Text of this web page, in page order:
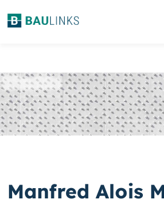
Manfred Alois